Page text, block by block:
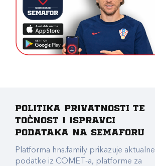
Politika privatnosti te
točnost i ispravci
podataka na Semaforu
Platforma hns.family prikazuje aktualne
podatke iz COMET-a, platforme za